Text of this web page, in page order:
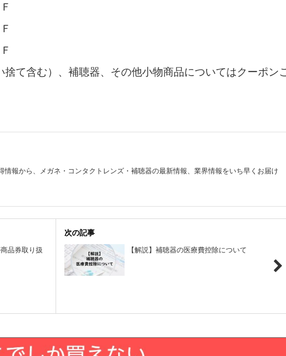
て含む）、補聴器、その他小物商品についてはクーポン
情報から、メガネ・コンタクトレンズ・補聴器の最新情報、業界情報をいち早くお届け
品券取り扱
次の記事
【解説】補聴器の医療費控除について